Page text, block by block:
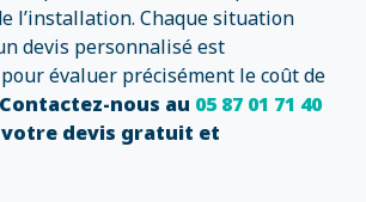
l’installation. Chaque situation
devis personnalisé est
évaluer précisément le coût de
Contactez-nous au 05 87 01 71 40
devis gratuit et